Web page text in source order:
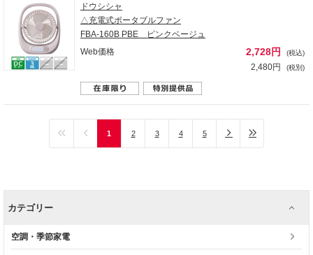
ドウシシャ
△充電式ポータブルファン
FBA-160B PBE ピンクベージュ
Web価格
2,728円 (税込)
2,480円 (税別)
1 2 3 4 5
カテゴリー
空調・季節家電